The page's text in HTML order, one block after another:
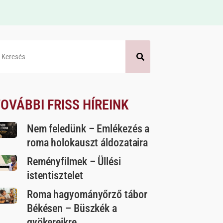
FRISS HÍREINK
Nem feledünk – Emlékezés a
roma holokauszt áldozataira
Reményfilmek – Üllési
istentisztelet
Roma hagyományőrző tábor
Békésen – Büszkék a